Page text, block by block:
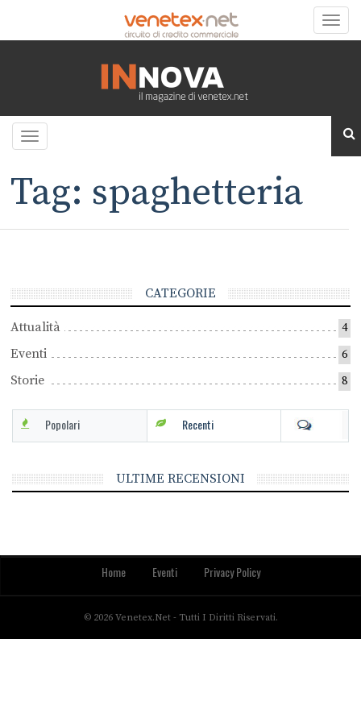
Toggle
Toggle
Tag: spaghetteria
CATEGORIE
Attualità 4
Eventi 6
Storie 8
Popolari Recenti
ULTIME RECENSIONI
Home Eventi Privacy Policy
© 2026 Venetex.net - Tutti I Diritti Riservati.